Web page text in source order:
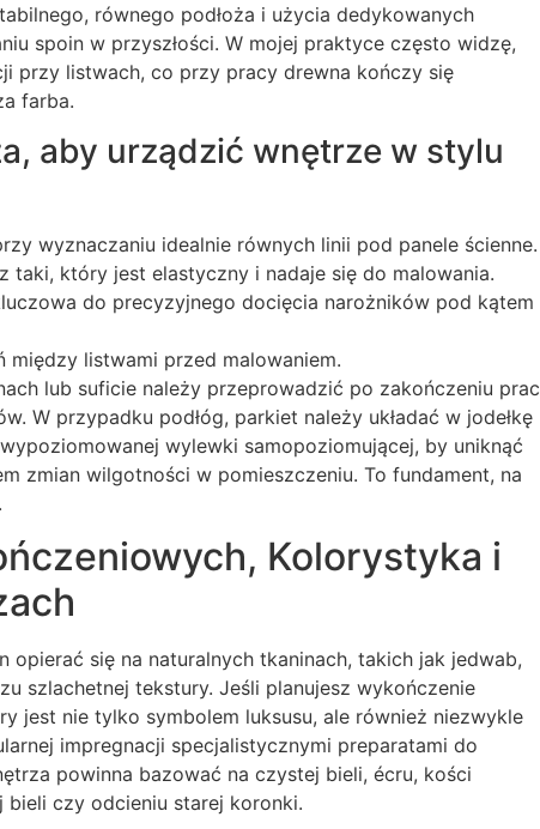
równego podłoża i użycia dedykowanych
spoin w przyszłości. W mojej praktyce często widzę,
przy listwach, co przy pracy drewna kończy się
farba.
aby urządzić wnętrze w stylu
wyznaczaniu idealnie równych linii pod panele ścienne.
taki, który jest elastyczny i nadaje się do malowania.
do precyzyjnego docięcia narożników pod kątem
między listwami przed malowaniem.
lub suficie należy przeprowadzić po zakończeniu prac
W przypadku podłóg, parkiet należy układać w jodełkę
wylewki samopoziomującej, by uniknąć
zmian wilgotności w pomieszczeniu. To fundament, na
Kolorystyka i
opierać się na naturalnych tkaninach, takich jak jedwab,
szlachetnej tekstury. Jeśli planujesz wykończenie
jest nie tylko symbolem luksusu, ale również niezwykle
impregnacji specjalistycznymi preparatami do
powinna bazować na czystej bieli, écru, kości
bieli czy odcieniu starej koronki.